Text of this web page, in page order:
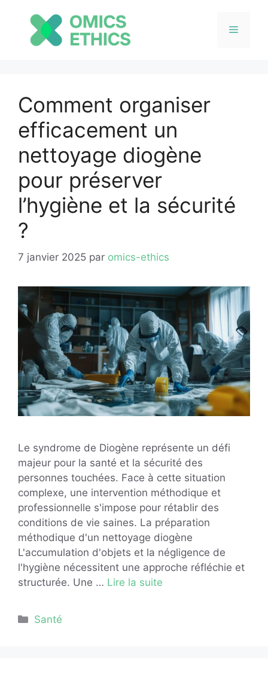
contenu
Menu
Comment organiser
efficacement un
nettoyage diogène
pour préserver
l’hygiène et la sécurité
?
7 janvier 2025 par omics-ethics
Le syndrome de Diogène représente un défi
majeur pour la santé et la sécurité des
personnes touchées. Face à cette situation
complexe, une intervention méthodique et
professionnelle s'impose pour rétablir des
conditions de vie saines. La préparation
méthodique d'un nettoyage diogène
L'accumulation d'objets et la négligence de
l'hygiène nécessitent une approche réfléchie et
structurée. Une … Lire la suite
Catégories
Santé